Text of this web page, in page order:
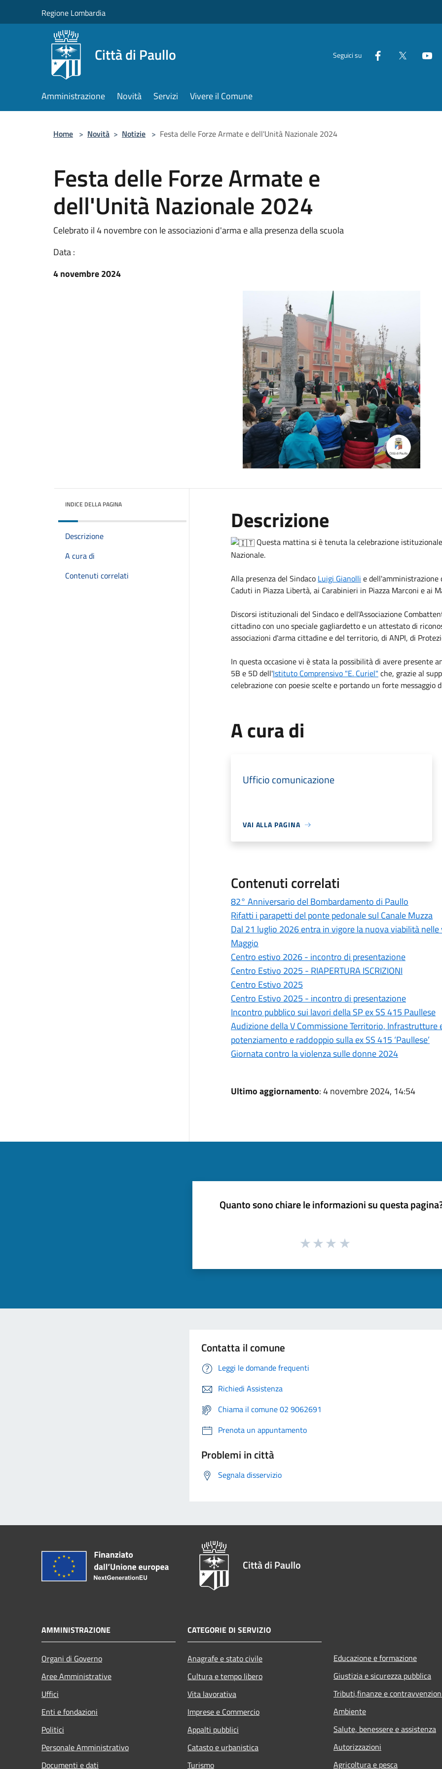
Regione Lombardia
Città di Paullo Seguici su
Amministrazione Novità Servizi Vivere il Comune
Home > Novità > Notizie > Festa delle Forze Armate e dell'Unità Nazionale 2024
Festa delle Forze Armate e
dell'Unità Nazionale 2024
Celebrato il 4 novembre con le associazioni d'arma e alla presenza della scuola
Data :
4 novembre 2024
INDICE DELLA PAGINA
Descrizione
A cura di
Contenuti correlati
Descrizione
Questa mattina si è tenuta la celebrazione
Nazionale.
Alla presenza del Sindaco Luigi Gianolli e
Caduti in Piazza Libertà, ai Carabinieri in Piazza Marconi e ai
Discorsi istituzionali del Sindaco e dell'Associazione
cittadino con uno speciale gagliardetto e un attestato di
associazioni d'arma cittadine e del territorio, di ANPI, di
In questa occasione vi è stata la possibilità di avere presente
5B e 5D dell'Istituto Comprensivo "E. Curiel" che, grazie al
celebrazione con poesie scelte e portando un forte messaggio
A cura di
Ufficio comunicazione
VAI ALLA PAGINA
Contenuti correlati
82° Anniversario del Bombardamento di Paullo
Rifatti i parapetti del ponte pedonale sul Canale Muzza
Dal 21 luglio 2026 entra in vigore la nuova viabilità
Maggio
Centro estivo 2026 - incontro di presentazione
Centro Estivo 2025 - RIAPERTURA ISCRIZIONI
Centro Estivo 2025
Centro Estivo 2025 - incontro di presentazione
Incontro pubblico sui lavori della SP ex SS 415 Paullese
Audizione della V Commissione Territorio,
potenziamento e raddoppio sulla ex SS 415 ‘Paullese’
Giornata contro la violenza sulle donne 2024
Ultimo aggiornamento: 4 novembre 2024, 14:54
Quanto sono chiare le informazioni su questa
Contatta il comune
Leggi le domande frequenti
Richiedi Assistenza
Chiama il comune 02 9062691
Prenota un appuntamento
Problemi in città
Segnala disservizio
Città di Paullo
AMMINISTRAZIONE
Organi di Governo
Aree Amministrative
Uffici
Enti e fondazioni
Politici
Personale Amministrativo
Documenti e dati
CATEGORIE DI SERVIZIO
Anagrafe e stato civile
Cultura e tempo libero
Vita lavorativa
Imprese e Commercio
Appalti pubblici
Catasto e urbanistica
Turismo
Educazione e formazione
Giustizia e sicurezza pubblica
Tributi,finanze e
Ambiente
Salute, benessere e assistenza
Autorizzazioni
Agricoltura e pesca